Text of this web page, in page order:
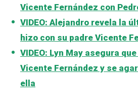
Vicente Fernández con
VIDEO: Alejandro revela la
hizo con su padre Vicente
VIDEO: Lyn May asegura
Vicente Fernández y se
ella